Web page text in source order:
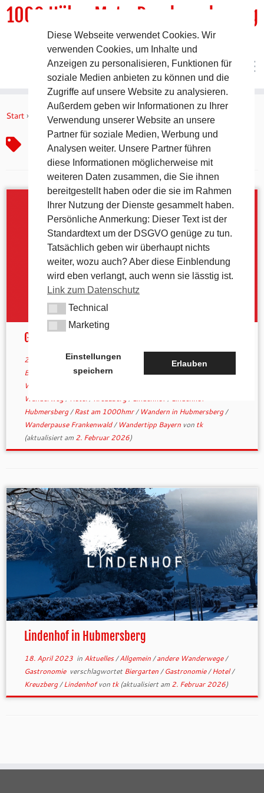
Inhalt
1000 HöhenMeterRundwanderweg
DER Rundwanderweg um Pommelsbrunn
Start » Gastronomie
Gastronomie
Gastronomie: Abzweig nach Hubmersberg
28. April 2025inAktuelles/Gastronomie
verschlagwortet
Biergarten Franken/Biergartenwanderung/Einkehrmöglichkeit
Wanderer
Wanderweg / Hotel/ Kreuzberg / Lindenhof / Lindenhof
Hubmersberg/Rast am 1000hmr/ Wandern in Hubmersberg/
Wanderpause Frankenwald/ Wandertipp Bayern von tk
(aktualisiert am 2. Februar 2026)
Lindenhof in Hubmersberg
18. April 2023in Aktuelles/Allgemein/andere Wanderwege/
Gastronomie verschlagwortetBiergarten/Gastronomie/Hotel/
Kreuzberg/Lindenhofvon tk(aktualisiert am 2. Februar 2026)
Diese Webseite verwendet Cookies. Wir
verwenden Cookies, um Inhalte und
Anzeigen zu personalisieren, Funktionen für
soziale Medien anbieten zu können und die
Zugriffe auf unsere Website zu analysieren.
Außerdem geben wir Informationen zu Ihrer
Verwendung unserer Website an unsere
Partner für soziale Medien, Werbung und
Analysen weiter. Unsere Partner führen
diese Informationen möglicherweise mit
weiteren Daten zusammen, die Sie ihnen
bereitgestellt haben oder die sie im Rahmen
Ihrer Nutzung der Dienste gesammelt haben.
Persönliche Anmerkung: Dieser Text ist der
Standardtext um der DSGVO genüge zu tun.
Tatsächlich geben wir überhaupt nichts
weiter, wozu auch? Aber diese Einblendung
wird eben verlangt, auch wenn sie lässtig ist.
Link zum Datenschutz
TechnicalTechnical
MarketingMarketing
Einstellungen
speichern
Erlauben